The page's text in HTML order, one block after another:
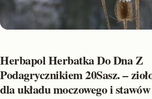
Herbapol Herbatka Do Dna Z
Podagrycznikiem 20Sasz. –
dla układu moczowego i stawów